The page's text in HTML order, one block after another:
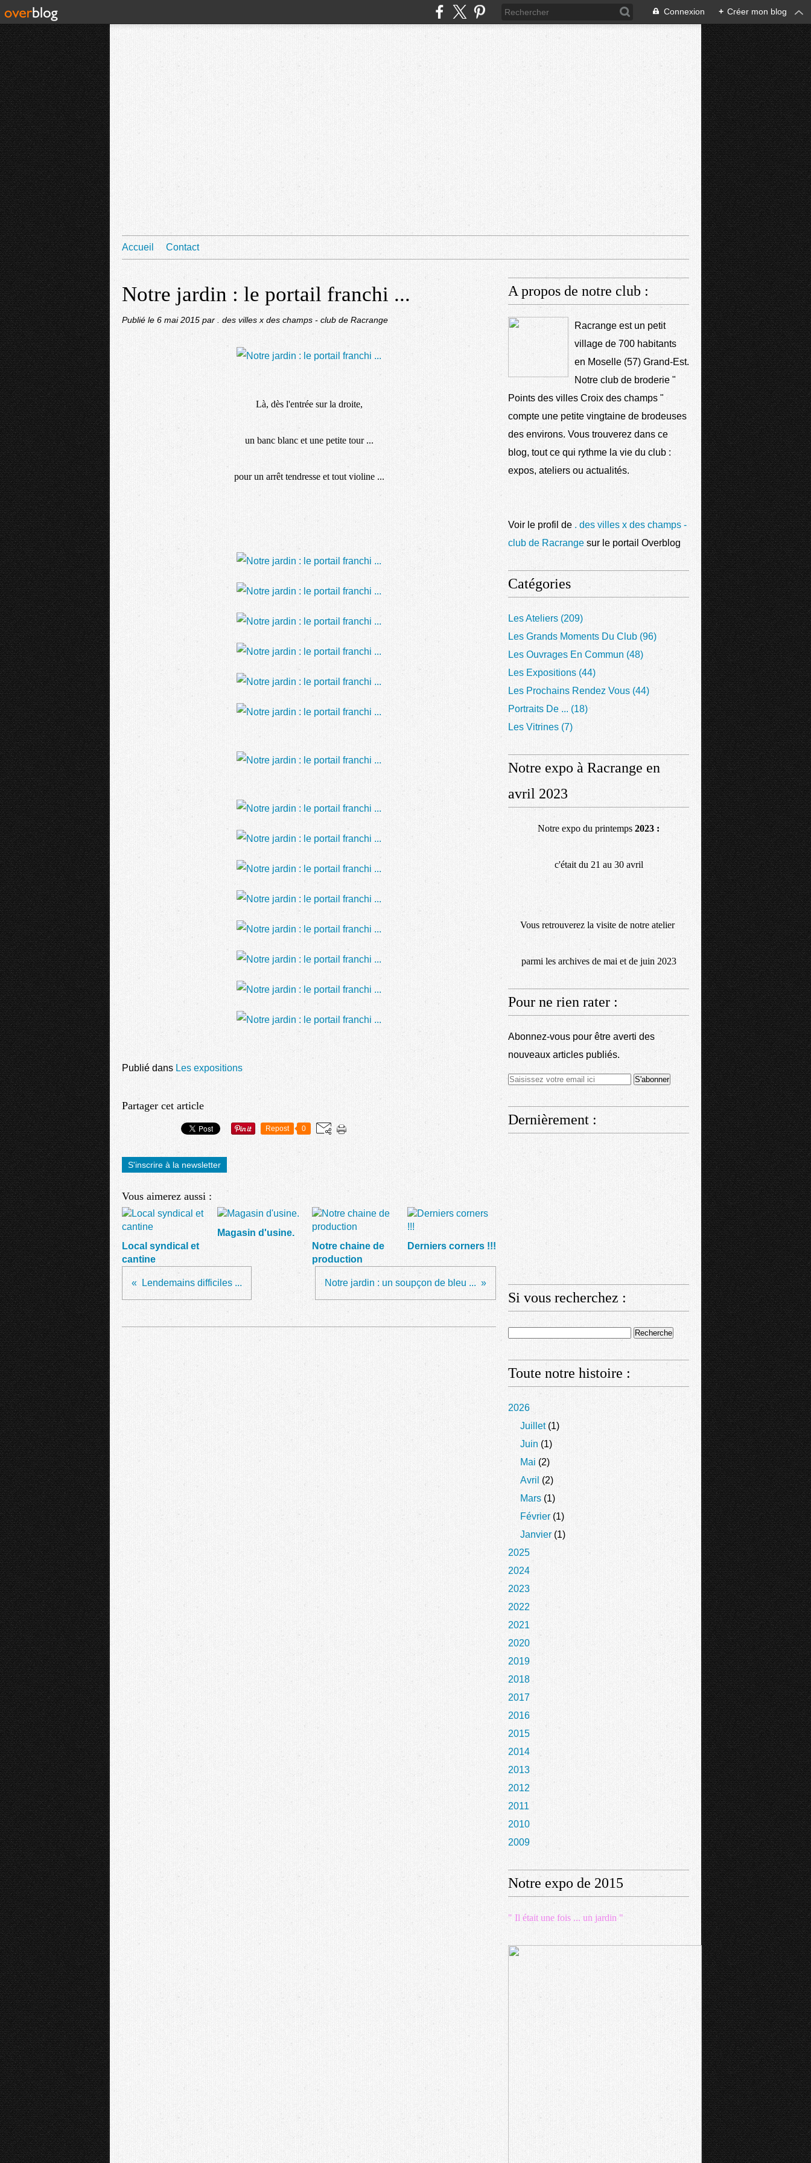
Connexion + Créer mon blog
Accueil Contact
Notre jardin : le portail franchi ...
Publié le 6 mai 2015 par . des villes x des champs - club de Racrange
Là, dès l'entrée sur la droite,
un banc blanc et une petite tour ...
pour un arrêt tendresse et tout violine ...
Publié dans Les expositions
Partager cet article
Repost 0
S'inscrire à la newsletter
Vous aimerez aussi :
Local syndical et
cantine
Magasin d'usine.
Notre chaine de
production
Derniers corners !!!
Lendemains difficiles ... Notre jardin : un soupçon de bleu ...
A propos de notre club :
Racrange est un petit
village de 700 habitants
en Moselle (57) Grand-Est.
Notre club de broderie "
Points des villes Croix des champs "
compte une petite vingtaine de brodeuses
des environs. Vous trouverez dans ce
blog, tout ce qui rythme la vie du club :
expos, ateliers ou actualités.
Voir le profil de . des villes x des champs -
club de Racrange sur le portail Overblog
Catégories
Les Ateliers (209)
Les Grands Moments Du Club (96)
Les Ouvrages En Commun (48)
Les Expositions (44)
Les Prochains Rendez Vous (44)
Portraits De ... (18)
Les Vitrines (7)
Notre expo à Racrange en
avril 2023
Notre expo du printemps 2023 :
c'était du 21 au 30 avril
Vous retrouverez la visite de notre atelier
parmi les archives de mai et de juin 2023
Pour ne rien rater :
Abonnez-vous pour être averti des
nouveaux articles publiés.
Dernièrement :
Si vous recherchez :
Toute notre histoire :
2026
Juillet(1)
Juin (1)
Mai (2)
Avril (2)
Mars (1)
Février (1)
Janvier (1)
2025
2024
2023
2022
2021
2020
2019
2018
2017
2016
2015
2014
2013
2012
2011
2010
2009
Notre expo de 2015
" Il était une fois ... un jardin "